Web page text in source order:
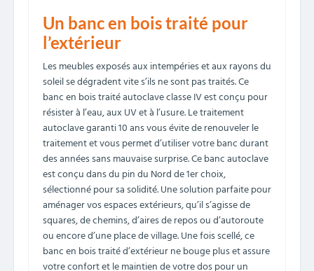
Un banc en bois traité pour
l’extérieur
Les meubles exposés aux intempéries et aux rayons du
soleil se dégradent vite s’ils ne sont pas traités. Ce
banc en bois traité autoclave classe IV est conçu pour
résister à l’eau, aux UV et à l’usure. Le traitement
autoclave garanti 10 ans vous évite de renouveler le
traitement et vous permet d’utiliser votre banc durant
des années sans mauvaise surprise. Ce banc autoclave
est conçu dans du pin du Nord de 1er choix,
sélectionné pour sa solidité. Une solution parfaite pour
aménager vos espaces extérieurs, qu’il s’agisse de
squares, de chemins, d’aires de repos ou d’autoroute
ou encore d’une place de village. Une fois scellé, ce
banc en bois traité d’extérieur ne bouge plus et assure
votre confort et le maintien de votre dos pour un